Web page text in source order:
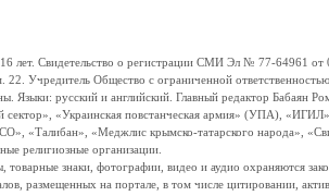
Свидетельство о регистрации СМИ Эл № 77-64961 от
Учредитель Общество с ограниченной
Языки: русский и английский. Главный редактор
сектор», «Украинская повстанческая армия» (УПА),
«Меджлис крымско-татарского народа»,
религиозные организации.
знаки, фотографии, видео и аудио охраняются
размещенных на портале, в том числе цитировании,